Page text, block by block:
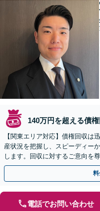
140万円を超える債
【関東エリア対応】債権回収は
産状況を把握し、スピーディー
します。回収に対するご意向を
す【休日・夜間相談対応】
料
電話でお問い合わせ